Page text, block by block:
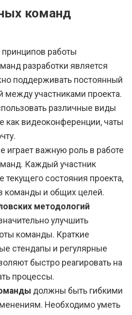
команд
работы
разработки является
поддерживать постоянный
участниками проекта.
различные виды
как видеоконференции, чаты
играет важную роль в работе
Каждый участник
текущего состояния проекта,
команды и общих целей.
методологий
улучшить
команды. Краткие
стендапы и регулярные
быстро реагировать на
процессы.
должны быть гибкими
Необходимо уметь